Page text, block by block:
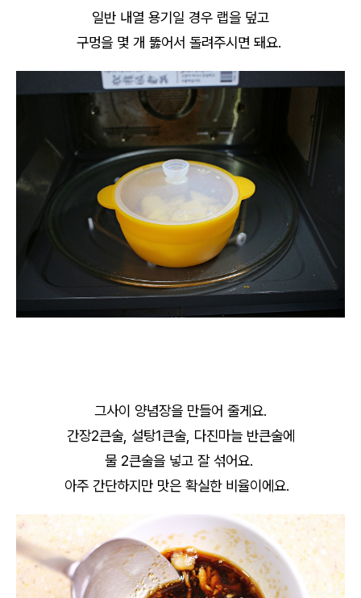
일반 내열 용기일 경우 랩을 덮고
구멍을 몇 개 뚫어서 돌려주시면 돼요.
그사이 양념장을 만들어 줄게요.
간장2큰술, 설탕1큰술, 다진마늘 반큰술에
물 2큰술을 넣고 잘 섞어요.
아주 간단하지만 맛은 확실한 비율이에요.